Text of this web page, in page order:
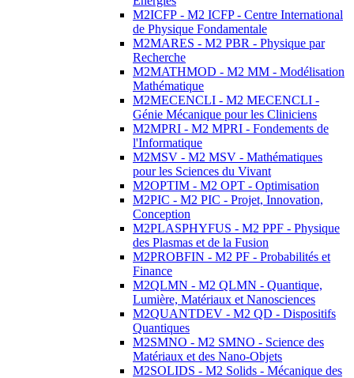
M2ICFP - M2 ICFP - Centre International
de Physique Fondamentale
M2MARES - M2 PBR - Physique par
Recherche
M2MATHMOD - M2 MM - Modélisation
Mathématique
M2MECENCLI - M2 MECENCLI -
Génie Mécanique pour les Cliniciens
M2MPRI - M2 MPRI - Fondements de
l'Informatique
M2MSV - M2 MSV - Mathématiques
pour les Sciences du Vivant
M2OPTIM - M2 OPT - Optimisation
M2PIC - M2 PIC - Projet, Innovation,
Conception
M2PLASPHYFUS - M2 PPF - Physique
des Plasmas et de la Fusion
M2PROBFIN - M2 PF - Probabilités et
Finance
M2QLMN - M2 QLMN - Quantique,
Lumière, Matériaux et Nanosciences
M2QUANTDEV - M2 QD - Dispositifs
Quantiques
M2SMNO - M2 SMNO - Science des
Matériaux et des Nano-Objets
M2SOLIDS - M2 Solids - Mécanique des